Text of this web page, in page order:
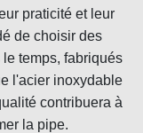
praticité et leur
de choisir des
temps, fabriqués
l'acier inoxydable
contribuera à
la pipe.